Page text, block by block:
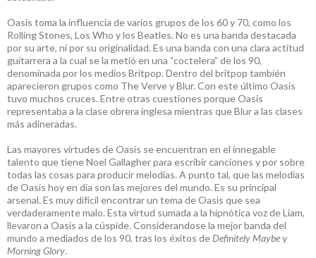
Oasis toma la influencia de varios grupos de los 60 y 70, como los
Rolling Stones, Los Who y los Beatles. No es una banda destacada
por su arte, ni por su originalidad. Es una banda con una clara actitud
guitarrera a la cual se la metió en una “coctelera” de los 90,
denominada por los medios Britpop. Dentro del britpop también
aparecieron grupos como The Verve y Blur. Con este último Oasis
tuvo muchos cruces. Entre otras cuestiones porque Oasis
representaba a la clase obrera inglesa mientras que Blur a las clases
más adineradas.
Las mayores virtudes de Oasis se encuentran en el innegable
talento que tiene Noel Gallagher para escribir canciones y por sobre
todas las cosas para producir melodías. A punto tal, que las melodías
de Oasis hoy en día son las mejores del mundo. Es su principal
arsenal. Es muy difícil encontrar un tema de Oasis que sea
verdaderamente malo. Esta virtud sumada a la hipnótica voz de Liam,
llevaron a Oasis a la cúspide. Considerandose la mejor banda del
mundo a mediados de los 90, tras los éxitos de Definitely Maybey
Morning Glory.